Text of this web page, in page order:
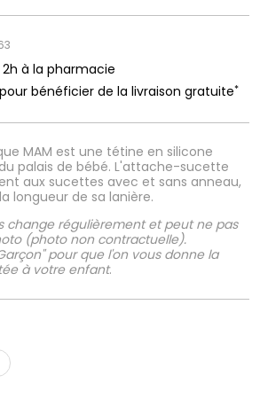
MAM est une tétine en silicone
palais de bébé. L'attache-sucette
aux sucettes avec et sans anneau,
longueur de sa lanière.
change régulièrement et peut ne pas
(photo non contractuelle).
pour que l'on vous donne la
à votre enfant.
à la pharmacie
bénéficier de la livraison gratuite*